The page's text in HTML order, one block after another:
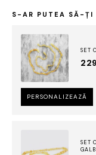
model
galben
lămâie
S-AR PUTEA SĂ-ȚI
SET
PERSONALIZEAZĂ
SET